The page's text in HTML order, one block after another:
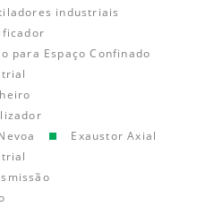
industriais
para Espaço Confinado
Exaustor Axial